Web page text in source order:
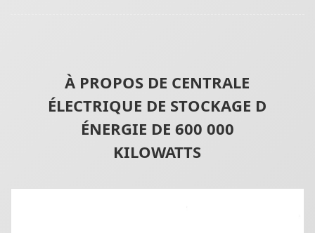
À PROPOS DE CENTRALE
ÉLECTRIQUE DE STOCKAGE D
ÉNERGIE DE 600 000
KILOWATTS